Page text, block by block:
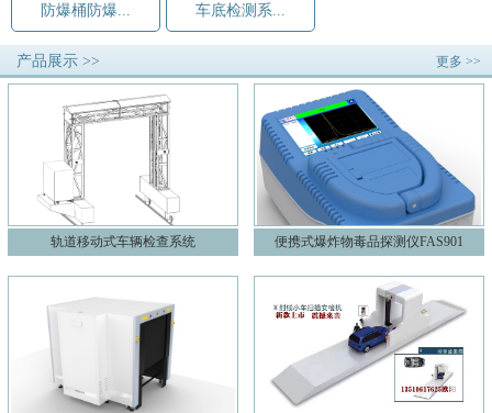
防爆桶防爆... 车底检测系...
产品展示 >> 更多 >>
轨道移动式车辆检查系统 便携式爆炸物毒品探测仪FAS901